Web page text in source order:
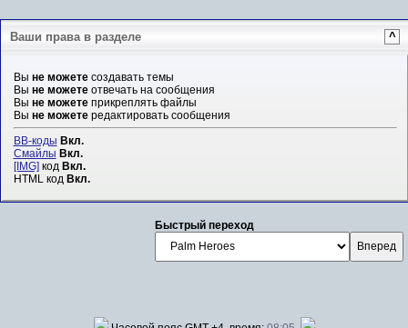
Ваши права в разделе ^
Вы не можетесоздавать темы
Вы не можетеотвечать на сообщения
Вы не можетеприкреплять файлы
Вы не можетередактировать сообщения
BB-коды Вкл.
Смайлы Вкл.
[IMG]код Вкл.
HTML код Вкл.
Быстрый переход